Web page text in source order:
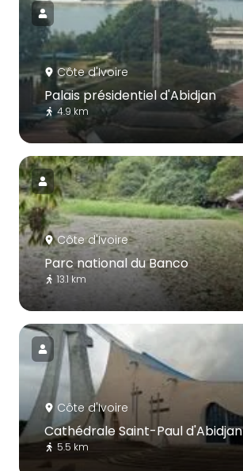
Côte d'Ivoire
Palais présidentiel d'Abidjan
4.9 km
Côte d'Ivoire
Parc national du Banco
13.1 km
Côte d'Ivoire
Cathédrale Saint-Paul d'Abidjan
5.5 km